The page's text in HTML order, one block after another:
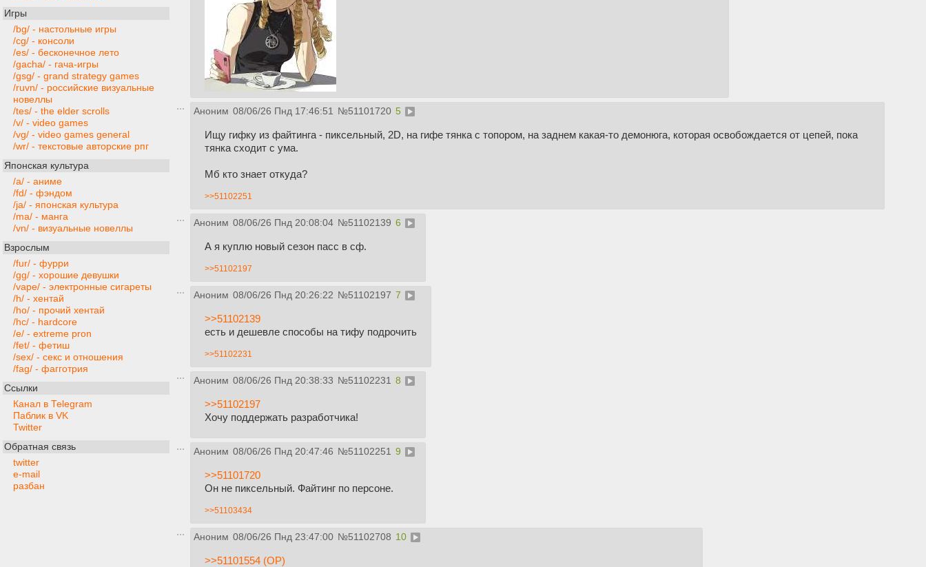
Игры
/bg/ - настольные игры
/cg/ - консоли
/es/ - бесконечное лето
/gacha/ - гача-игры
/gsg/ - grand strategy games
/ruvn/ - российские визуальные
новеллы
/tes/ - the elder scrolls
/v/ - video games
/vg/ - video games general
/wr/ - текстовые авторские рпг
Японская культура
/a/ - аниме
/fd/ - фэндом
/ja/ - японская культура
/ma/ - манга
/vn/ - визуальные новеллы
Взрослым
/fur/ - фурри
/gg/ - хорошие девушки
/vape/ - электронные сигареты
/h/ - хентай
/ho/ - прочий хентай
/hc/ - hardcore
/e/ - extreme pron
/fet/ - фетиш
/sex/ - секс и отношения
/fag/ - фагготрия
Ссылки
Канал в Telegram
Паблик в VK
Twitter
Обратная связь
twitter
e-mail
разбан
Аноним 08/06/26 Пнд 17:46:51 №51101720 5
Ищу гифку из файтинга - пиксельный, 2D, на гифе тянка с топором, на заднем какая-то демонюга, которая освобождается от цепей, пока
тянка сходит с ума.
Мб кто знает откуда?
>>51102251
Аноним 08/06/26 Пнд 20:08:04 №51102139 6
А я куплю новый сезон пасс в сф.
>>51102197
Аноним 08/06/26 Пнд 20:26:22 №51102197 7
>>51102139
есть и дешевле способы на тифу подрочить
>>51102231
Аноним 08/06/26 Пнд 20:38:33 №51102231 8
>>51102197
Хочу поддержать разработчика!
Аноним 08/06/26 Пнд 20:47:46 №51102251 9
>>51101720
Он не пиксельный. Файтинг по персоне.
>>51103434
Аноним 08/06/26 Пнд 23:47:00 №51102708 10
>>51101554 (OP)